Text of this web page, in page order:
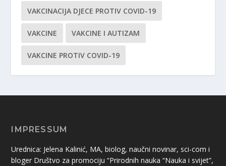
VAKCINACIJA DJECE PROTIV COVID-19
VAKCINE VAKCINE I AUTIZAM
VAKCINE PROTIV COVID-19
IMPRESSUM
Urednica: Jelena Kalinić, MA, biolog, naučni novinar, sci-com i
bloger Društvo za promociju “Prirodnih nauka “Nauka i svijet”,